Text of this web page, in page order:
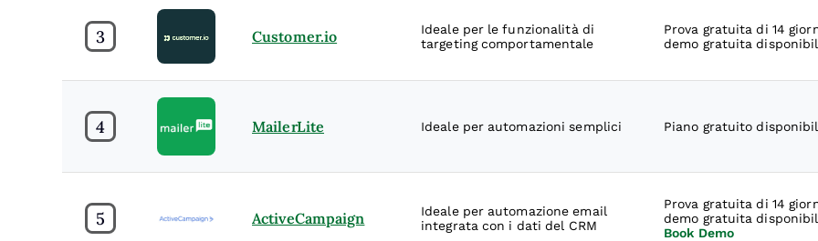
3 Customer.io
Ideale per le funzionalità di
targeting comportamentale
Prova gratuita di 14
demo gratuita
4 MailerLite Ideale per automazioni semplici Piano gratuito
5 ActiveCampaign
Ideale per automazione email
integrata con i dati del CRM
Prova gratuita di 14
demo gratuita
Book Demo